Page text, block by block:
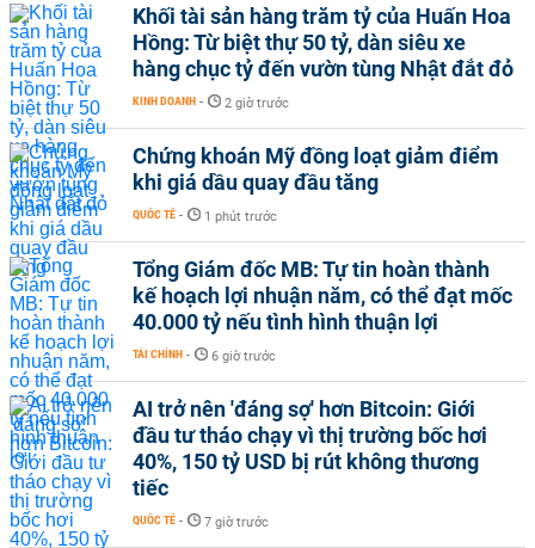
Khối tài sản hàng trăm tỷ của Huấn Hoa
Hồng: Từ biệt thự 50 tỷ, dàn siêu xe
hàng chục tỷ đến vườn tùng Nhật đắt đỏ
KINH DOANH - 2 giờ trước
Chứng khoán Mỹ đồng loạt giảm điểm
khi giá dầu quay đầu tăng
QUỐC TẾ - 1 phút trước
Tổng Giám đốc MB: Tự tin hoàn thành
kế hoạch lợi nhuận năm, có thể đạt mốc
40.000 tỷ nếu tình hình thuận lợi
TÀI CHÍNH - 6 giờ trước
AI trở nên 'đáng sợ' hơn Bitcoin: Giới
đầu tư tháo chạy vì thị trường bốc hơi
40%, 150 tỷ USD bị rút không thương
tiếc
QUỐC TẾ - 7 giờ trước